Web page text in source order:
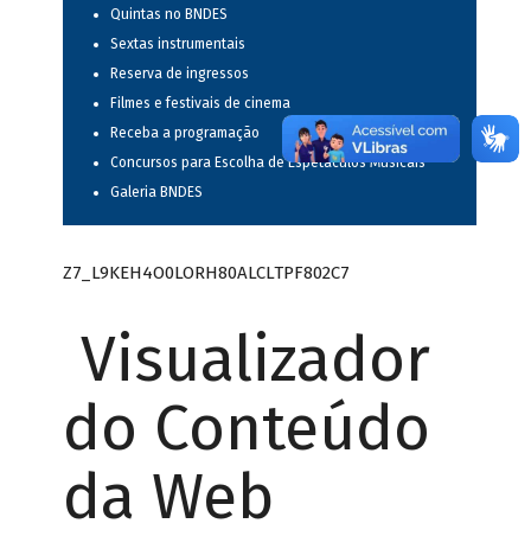
Quintas no BNDES
Sextas instrumentais
Reserva de ingressos
Filmes e festivais de cinema
Receba a programação
Concursos para Escolha de Espetáculos Musicais
Galeria BNDES
Z7_L9KEH4O0LORH80ALCLTPF802C7
Visualizador
do Conteúdo
da Web